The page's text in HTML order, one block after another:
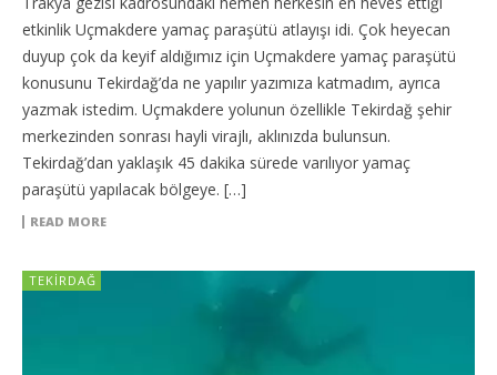
etkinlik Uçmakdere yamaç paraşütü atlayışı idi. Çok heyecan
duyup çok da keyif aldığımız için Uçmakdere yamaç paraşütü
konusunu Tekirdağ’da ne yapılır yazımıza katmadım, ayrıca
yazmak istedim. Uçmakdere yolunun özellikle Tekirdağ şehir
merkezinden sonrası hayli virajlı, aklınızda bulunsun.
Tekirdağ’dan yaklaşık 45 dakika sürede varılıyor yamaç
paraşütü yapılacak bölgeye. […]
READ MORE
TEKIRDAĞ